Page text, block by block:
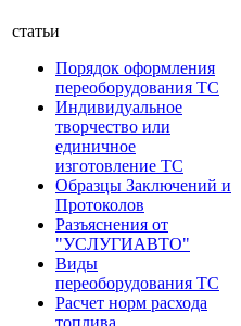
статьи
Порядок оформления
переоборудования ТС
Индивидуальное
творчество или
единичное
изготовление ТС
Образцы Заключений и
Протоколов
Разъяснения от
"УСЛУГИАВТО"
Виды
переоборудования ТС
Расчет норм расхода
топлива.